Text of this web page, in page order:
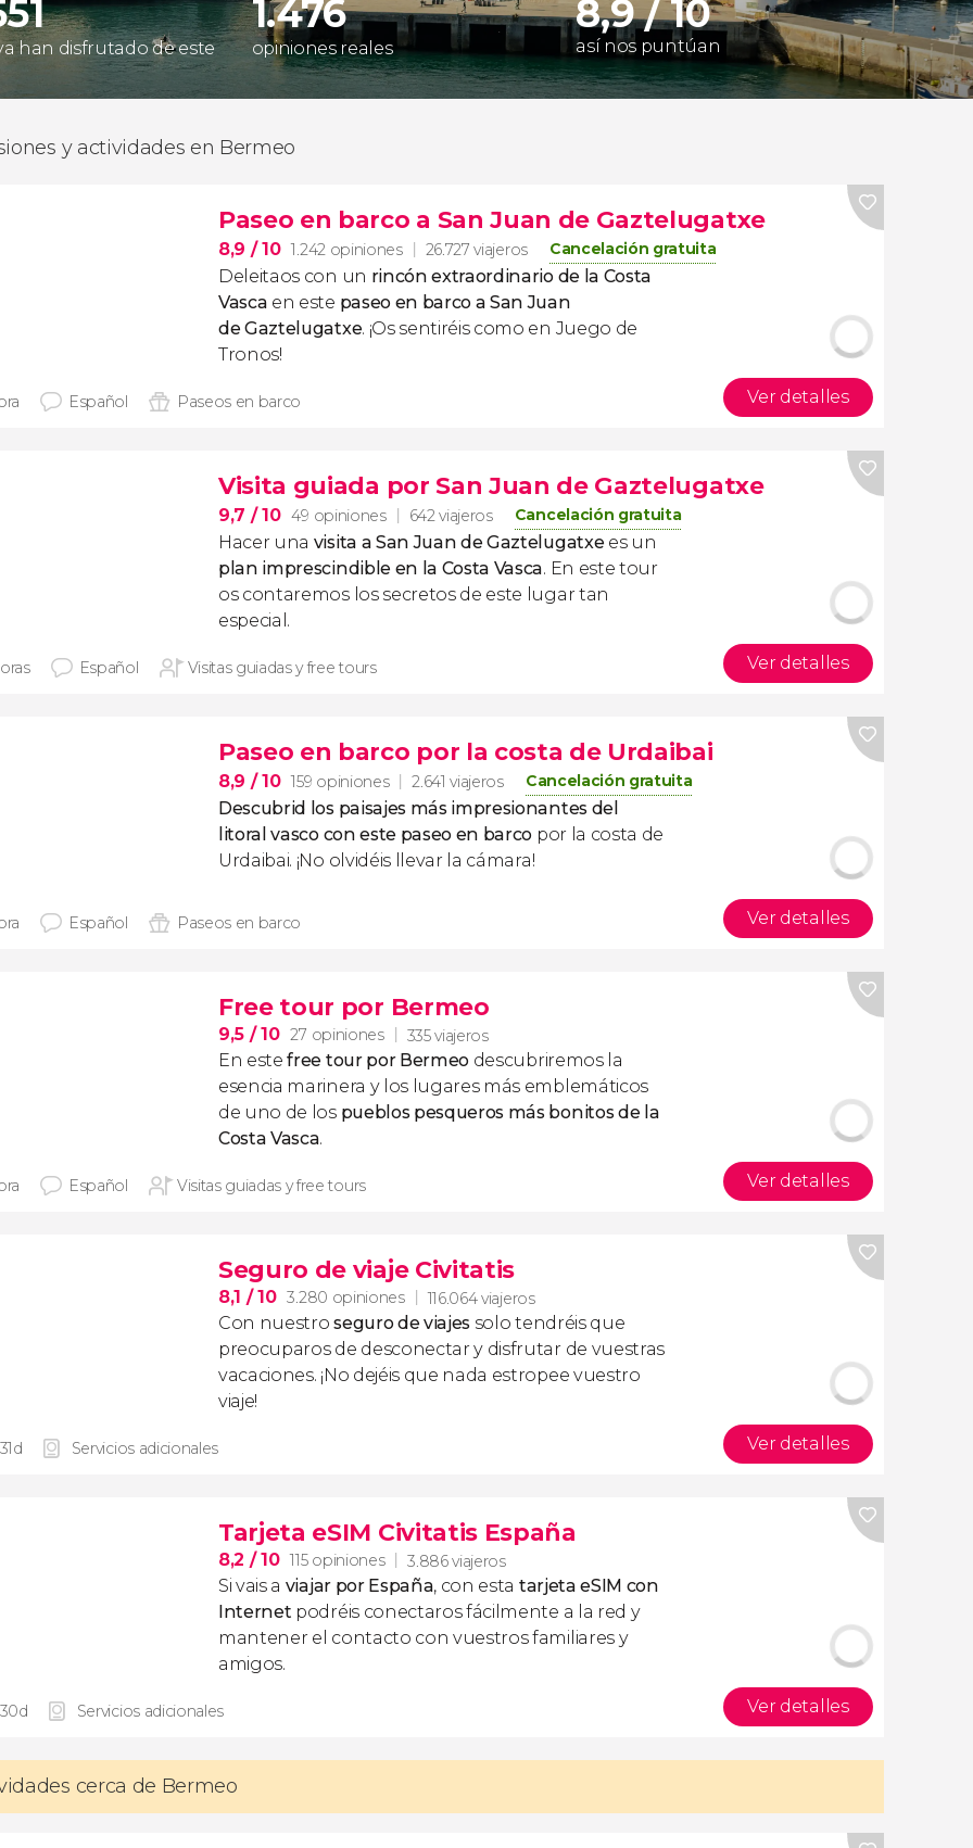
han disfrutado de este
1.476
opiniones reales
8,9 / 10
así nos puntúan
y actividades en Bermeo
Paseo en barco a San Juan de Gaztelugatxe
8,9 / 10 1.242 opiniones 26.727 viajeros Cancelación gratuita
Deleitaos con un rincón extraordinario de la Costa
Vasca en este paseo en barco a San Juan
de Gaztelugatxe. ¡Os sentiréis como en Juego de
Tronos!
Español Paseos en barco Ver detalles
Visita guiada por San Juan de Gaztelugatxe
9,7 / 10 49 opiniones 642 viajeros Cancelación gratuita
Hacer una visita a San Juan de Gaztelugatxe es un
plan imprescindible en la Costa Vasca. En este tour
os contaremos los secretos de este lugar tan
especial.
Español Visitas guiadas y free tours Ver detalles
Paseo en barco por la costa de Urdaibai
8,9 / 10 159 opiniones 2.641 viajeros Cancelación gratuita
Descubrid los paisajes más impresionantes del
litoral vasco con este paseo en barco por la costa de
Urdaibai. ¡No olvidéis llevar la cámara!
Español Paseos en barco Ver detalles
Free tour por Bermeo
9,5 / 10 27 opiniones 335 viajeros
En estefree tour por Bermeo descubriremos la
esencia marinera y los lugares más emblemáticos
de uno de los pueblos pesqueros más bonitos de la
Costa Vasca.
Español Visitas guiadas y free tours Ver detalles
Seguro de viaje Civitatis
8,1 / 10 3.280 opiniones 116.064 viajeros
Con nuestroseguro de viajes solo tendréis que
preocuparos de desconectar y disfrutar de vuestras
vacaciones. ¡No dejéis que nada estropee vuestro
viaje!
Servicios adicionales Ver detalles
Tarjeta eSIM Civitatis España
8,2 / 10 115 opiniones 3.886 viajeros
Si vais a viajar por España, con esta tarjeta eSIM con
Internet podréis conectaros fácilmente a la red y
mantener el contacto con vuestros familiares y
amigos.
Servicios adicionales Ver detalles
cerca de Bermeo